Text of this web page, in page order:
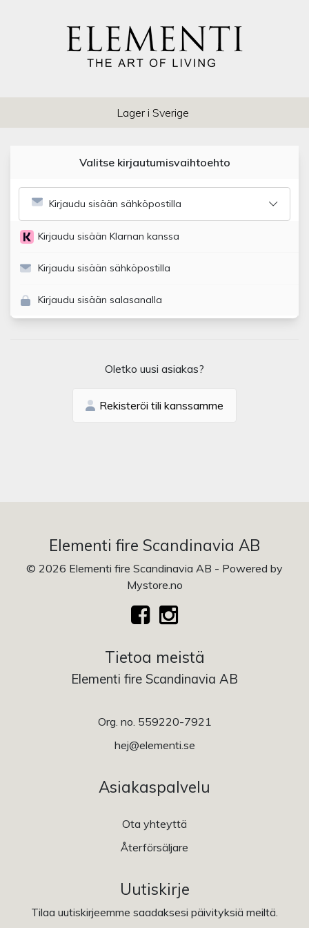
Lager i Sverige
Valitse kirjautumisvaihtoehto
Kirjaudu sisään sähköpostilla
Kirjaudu sisään Klarnan kanssa
Kirjaudu sisään sähköpostilla
Kirjaudu sisään salasanalla
Oletko uusi asiakas?
Rekisteröi tili kanssamme
Elementi fire Scandinavia AB
© 2026 Elementi fire Scandinavia AB - Powered by
Mystore.no
Tietoa meistä
Elementi fire Scandinavia AB
Org. no. 559220-7921
hej@elementi.se
Asiakaspalvelu
Ota yhteyttä
Återförsäljare
Uutiskirje
Tilaa uutiskirjeemme saadaksesi päivityksiä meiltä.